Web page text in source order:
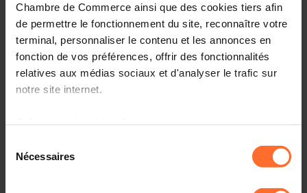
Chambre de Commerce ainsi que des cookies tiers afin
de permettre le fonctionnement du site, reconnaître votre
terminal, personnaliser le contenu et les annonces en
fonction de vos préférences, offrir des fonctionnalités
relatives aux médias sociaux et d'analyser le trafic sur
notre site internet.
à l’exception des cookies strictement nécessaires au
fonctionnement du site. Une description des différents
cookies est accessible sous l’onglet « Détails » ci-
Nécessaires
More information about Adopt AI can be found here.
Details about the trade fair visit will be available on this
your interest: